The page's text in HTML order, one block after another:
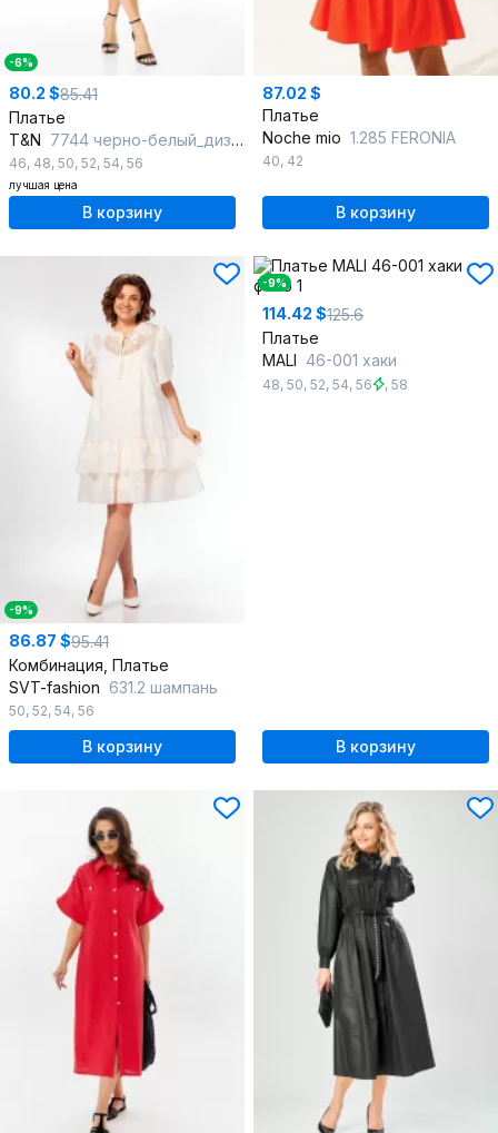
-6%
80.2 $85.41
Платье
T&N 7744 черно-белый_дизайн
46, 48, 50, 52, 54, 56
лучшая цена
В корзину
87.02 $
Платье
Noche mio 1.285 FERONIA
40, 42
В корзину
-9%
86.87 $95.41
Комбинация, Платье
SVT-fashion 631.2 шампань
50, 52, 54, 56
В корзину
-9%
114.42 $125.6
Платье
MALI 46-001 хаки
48, 50, 52, 54, 56 , 58
В корзину